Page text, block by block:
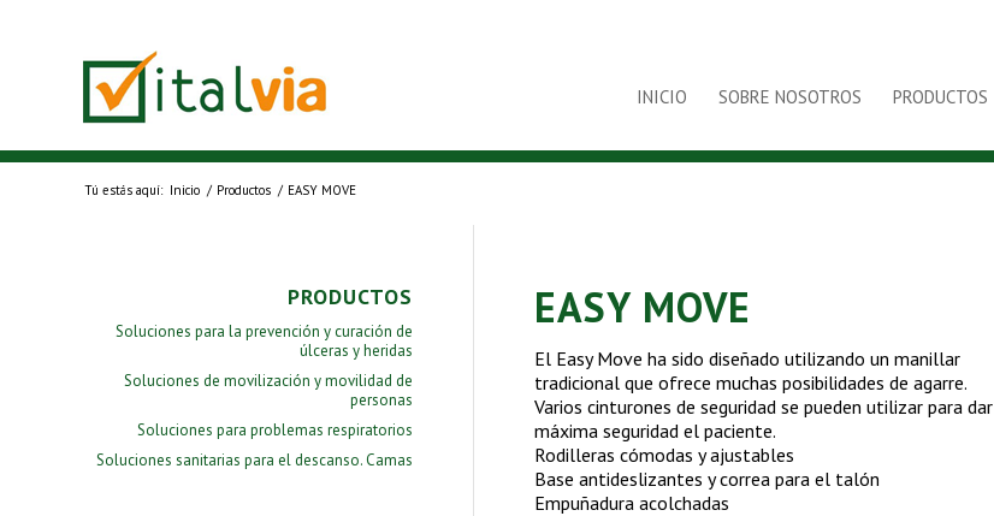
INICIO SOBRE NOSOTROS PRODUCTOS
Tú estás aquí: Inicio / Productos / EASY MOVE
EASY MOVE
El Easy Move ha sido diseñado utilizando un manillar
tradicional que ofrece muchas posibilidades de agarre.
Varios cinturones de seguridad se pueden utilizar para dar
máxima seguridad el paciente.
Rodilleras cómodas y ajustables
Base antideslizantes y correa para el talón
Empuñadura acolchadas
PRODUCTOS
Soluciones para la prevención y curación de
úlceras y heridas
Soluciones de movilización y movilidad de
personas
Soluciones para problemas respiratorios
Soluciones sanitarias para el descanso. Camas